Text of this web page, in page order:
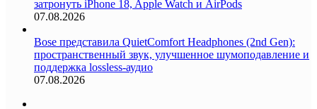
затронуть iPhone 18, Apple Watch и AirPods
07.08.2026
Bose представила QuietComfort Headphones (2nd Gen):
пространственный звук, улучшенное шумоподавление и
поддержка lossless-аудио
07.08.2026